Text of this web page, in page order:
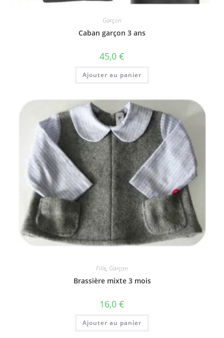
Garçon
Caban garçon 3 ans
45,0 €
Ajouter au panier
Fille, Garçon
Brassière mixte 3 mois
16,0 €
Ajouter au panier